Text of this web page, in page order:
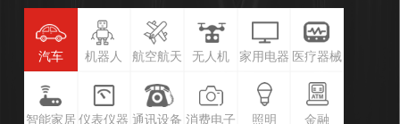
汽车 机器人 航空航天 无人机 家用电器 医疗器械
智能家居 仪表仪器 通讯设备 消费电子 照明 金融